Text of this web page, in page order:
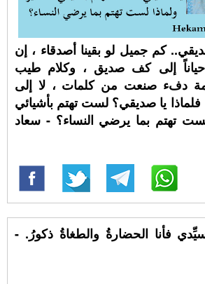
كم جميل لو بقينا أصدقاء ، إن
إلى كف صديق ، وكلام طيب
دفء صنعت من كلمات ، لا إلى
يا صديقي؟ لست تهتم بأشيائي
تهتم بما يرضي النساء؟ - سعاد
سيِّدي فأنا الحضارةُ والطغاةُ ذكورُ. -